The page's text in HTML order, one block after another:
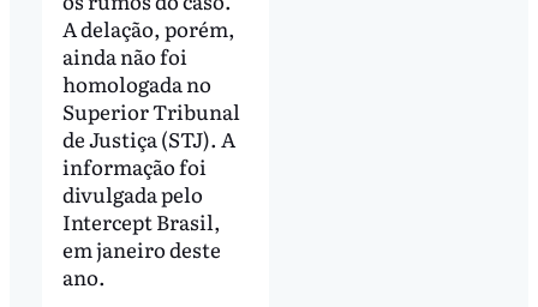
A delação, porém,
ainda não foi
homologada no
Superior Tribunal
de Justiça (STJ). A
informação foi
divulgada pelo
Intercept Brasil,
em janeiro deste
ano.